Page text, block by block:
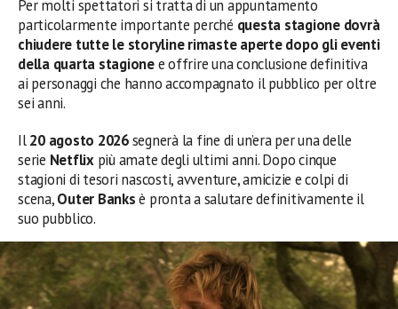
Per molti spettatori si tratta di un appuntamento
particolarmente importante perché questa stagione dovrà
chiudere tutte le storyline rimaste aperte dopo gli eventi
della quarta stagionee offrire una conclusione definitiva
ai personaggi che hanno accompagnato il pubblico per oltre
sei anni.
Il20 agosto 2026segnerà la fine di un’era per una delle
serie Netflixpiù amate degli ultimi anni. Dopo cinque
stagioni di tesori nascosti, avventure, amicizie e colpi di
scena,Outer Banksè pronta a salutare definitivamente il
suo pubblico.